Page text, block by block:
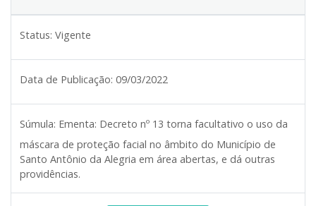
Status: Vigente
Data de Publicação: 09/03/2022
Súmula: Ementa: Decreto nº 13 torna facultativo o uso da
máscara de proteção facial no âmbito do Município de
Santo Antônio da Alegria em área abertas, e dá outras
providências.